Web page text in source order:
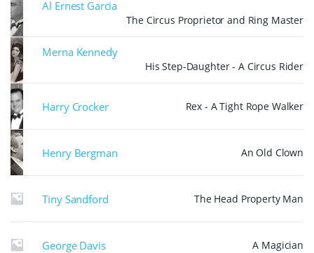
Al Ernest Garcia
The Circus Proprietor and Ring Master
Merna Kennedy
His Step-Daughter - A Circus Rider
Harry Crocker Rex - A Tight Rope Walker
Henry Bergman An Old Clown
Tiny Sandford The Head Property Man
George Davis A Magician